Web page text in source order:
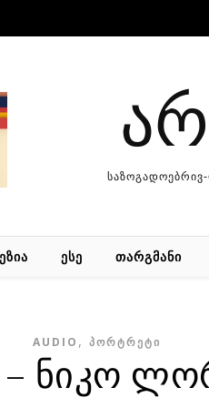
ᲔᲡᲔ ᲗᲐᲠᲒᲛᲐᲜᲘ
AUDIO , ᲞᲝᲠᲢᲠᲔᲢᲘ
ნიკო